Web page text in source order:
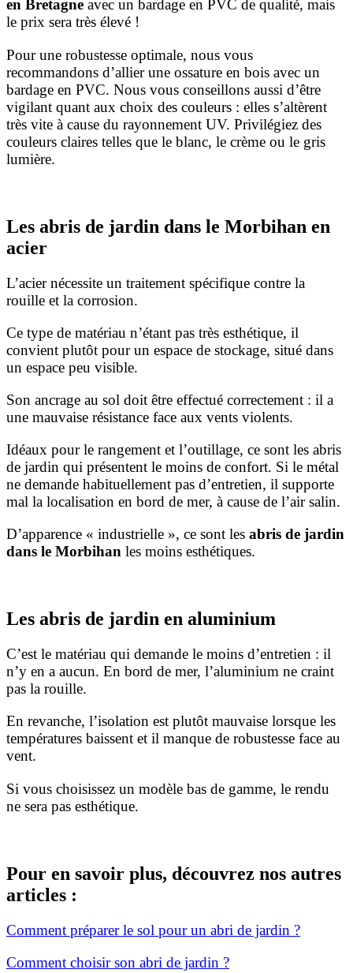
en Bretagne avec un bardage en PVC de qualité, mais
le prix sera très élevé !
Pour une robustesse optimale, nous vous
recommandons d’allier une ossature en bois avec un
bardage en PVC. Nous vous conseillons aussi d’être
vigilant quant aux choix des couleurs : elles s’altèrent
très vite à cause du rayonnement UV. Privilégiez des
couleurs claires telles que le blanc, le crème ou le gris
lumière.
Les abris de jardin dans le Morbihan en
acier
L’acier nécessite un traitement spécifique contre la
rouille et la corrosion.
Ce type de matériau n’étant pas très esthétique, il
convient plutôt pour un espace de stockage, situé dans
un espace peu visible.
Son ancrage au sol doit être effectué correctement : il a
une mauvaise résistance face aux vents violents.
Idéaux pour le rangement et l’outillage, ce sont les abris
de jardin qui présentent le moins de confort. Si le métal
ne demande habituellement pas d’entretien, il supporte
mal la localisation en bord de mer, à cause de l’air salin.
D’apparence « industrielle », ce sont les abris de jardin
dans le Morbihan les moins esthétiques.
Les abris de jardin en aluminium
C’est le matériau qui demande le moins d’entretien : il
n’y en a aucun. En bord de mer, l’aluminium ne craint
pas la rouille.
En revanche, l’isolation est plutôt mauvaise lorsque les
températures baissent et il manque de robustesse face au
vent.
Si vous choisissez un modèle bas de gamme, le rendu
ne sera pas esthétique.
Pour en savoir plus, découvrez nos autres
articles :
Comment préparer le sol pour un abri de jardin ?
Comment choisir son abri de jardin ?